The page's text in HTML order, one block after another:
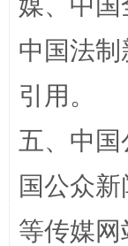
“蜀中异
中国法
引用。
五、中
国公众
等传媒